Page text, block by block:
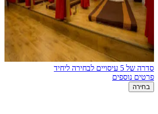
סדרה של 5 עיסויים לבחירה ליחיד
פרטים נוספים
בחירה